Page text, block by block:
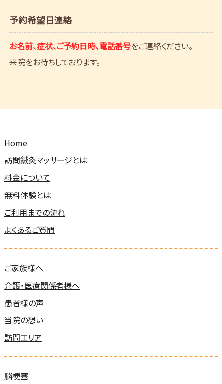
予約希望日連絡
お名前、症状、ご予約日時、電話番号をご連絡ください。
来院をお待ちしております。
Home
訪問鍼灸マッサージとは
料金について
無料体験とは
ご利用までの流れ
よくあるご質問
ご家族様へ
介護・医療関係者様へ
患者様の声
当院の想い
訪問エリア
脳梗塞